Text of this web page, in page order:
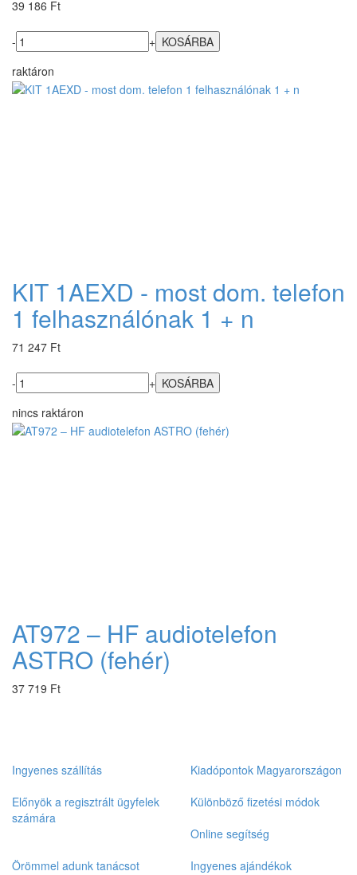
39 186 Ft
-
+
raktáron
KIT 1AEXD - most dom. telefon
1 felhasználónak 1 + n
71 247 Ft
-
+
nincs raktáron
AT972 – HF audiotelefon
ASTRO (fehér)
37 719 Ft
Ingyenes szállítás
Kiadópontok Magyarországon
Előnyök a regisztrált ügyfelek
számára
Különböző fizetési módok
Online segítség
Örömmel adunk tanácsot
Ingyenes ajándékok